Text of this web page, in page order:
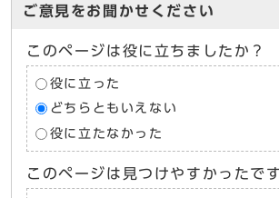
ご意見をお聞かせください
このページは役に立ちましたか？
役に立った
どちらともいえない
役に立たなかった
このページは見つけやすかったで